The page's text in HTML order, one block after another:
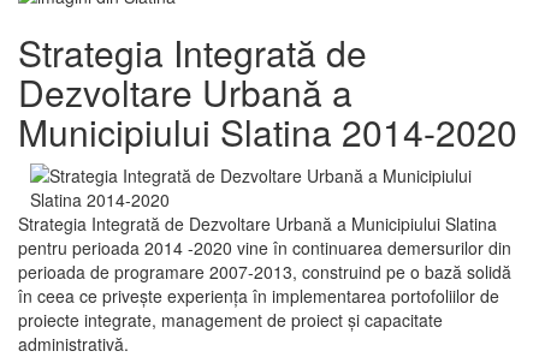
Strategia Integrată de
Dezvoltare Urbană a
Municipiului Slatina 2014-2020
Strategia Integrată de Dezvoltare Urbană a Municipiului Slatina
pentru perioada 2014 -2020 vine în continuarea demersurilor din
perioada de programare 2007-2013, construind pe o bază solidă
în ceea ce priveşte experienţa în implementarea portofoliilor de
proiecte integrate, management de proiect și capacitate
administrativă.